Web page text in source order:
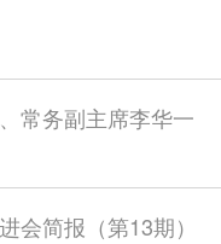
常务副主席李华一
会简报（第13期）